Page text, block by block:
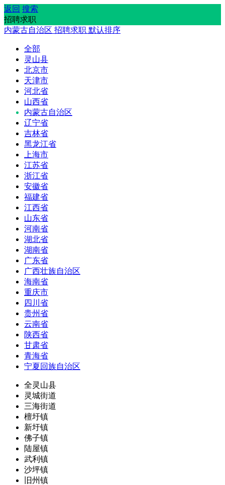
返回 搜索
招聘求职
内蒙古自治区 招聘求职 默认排序
全部
灵山县
北京市
天津市
河北省
山西省
内蒙古自治区
辽宁省
吉林省
黑龙江省
上海市
江苏省
浙江省
安徽省
福建省
江西省
山东省
河南省
湖北省
湖南省
广东省
广西壮族自治区
海南省
重庆市
四川省
贵州省
云南省
陕西省
甘肃省
青海省
宁夏回族自治区
全灵山县
灵城街道
三海街道
檀圩镇
新圩镇
佛子镇
陆屋镇
武利镇
沙坪镇
旧州镇